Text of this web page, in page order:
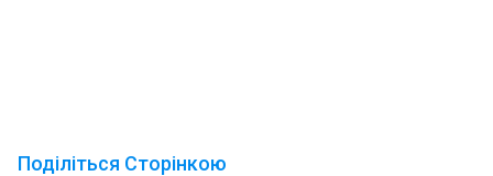
Поділіться Сторінкою